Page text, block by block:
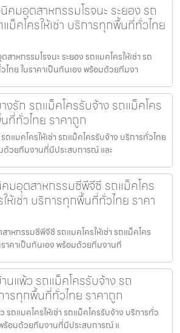
คมอุตสาหกรรมโรจนะ ระยอง รถ
ม็คโครให้เช่า บริการทุกพื้นที่ทั่วไทย
าหกรรมโรจนะ ระยอง รถแมคโครให้เช่า รถ
ไทย ในราคาเป็นกันเอง พร้อมด้วยทีมงา
งรัก รถแม็คโครรับจ้าง รถแม็คโคร
ที่ทั่วไทย ราคาถูก
ถแมคโครให้เช่า รถแม็คโครรับจ้าง บริการทั่วไทย
ด้วยทีมงานที่มีประสบการณ์ และ
คมอุตสาหกรรมซีพีจีซี รถแม็คโคร
ห้เช่า บริการทุกพื้นที่ทั่วไทย ราคา
าหกรรมซีพีจีซี รถแมคโครให้เช่า รถแม็คโคร
าคาเป็นกันเอง พร้อมด้วยทีมงานที
นแพ้ว รถแม็คโครรับจ้าง รถ
ารทุกพื้นที่ทั่วไทย ราคาถูก
รถแมคโครให้เช่า รถแม็คโครรับจ้าง บริการทั่ว
พร้อมด้วยทีมงานที่มีประสบการณ์ แ